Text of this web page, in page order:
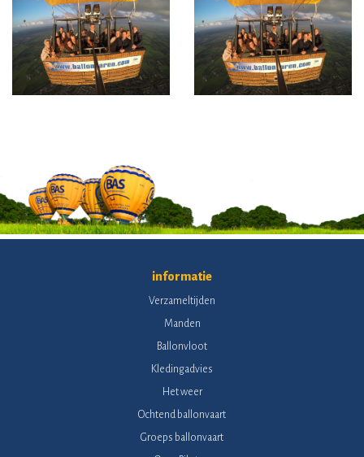
informatie
Verzameltijden
Manden
Ballonvloot
Kledingadvies
Het weer
Ochtend ballonvaart
Groeps ballonvaart